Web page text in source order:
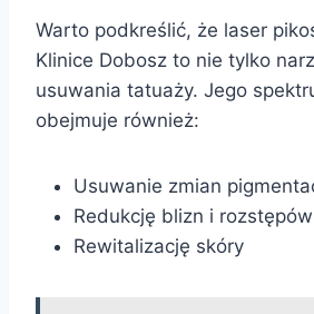
Warto podkreślić, że laser
Klinice Dobosz to nie tylko
usuwania tatuaży. Jego
obejmuje również:
Usuwanie zmian
Redukcję blizn i rozstępów
Rewitalizację skóry